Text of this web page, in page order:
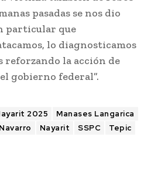
pasadas se nos dio
particular que
lo diagnosticamos
reforzando la acción de
gobierno federal”.
2025
Manases Langarica
Nayarit SSPC Tepic